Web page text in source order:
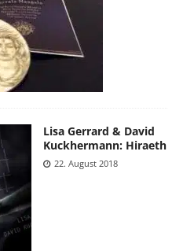
Lisa Gerrard & David
Kuckhermann: Hiraeth
22. August 2018